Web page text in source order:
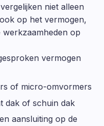
niet alleen
op het vermogen,
op
vermogen
of micro-omvormers
dak of schuin dak
aansluiting op de